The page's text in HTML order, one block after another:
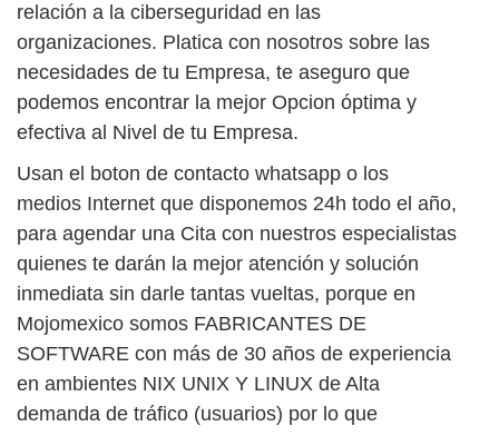
relación a la ciberseguridad en las
organizaciones. Platica con nosotros sobre las
necesidades de tu Empresa, te aseguro que
podemos encontrar la mejor Opcion óptima y
efectiva al Nivel de tu Empresa.
Usan el boton de contacto whatsapp o los
medios Internet que disponemos 24h todo el año,
para agendar una Cita con nuestros especialistas
quienes te darán la mejor atención y solución
inmediata sin darle tantas vueltas, porque en
Mojomexico somos FABRICANTES DE
SOFTWARE con más de 30 años de experiencia
en ambientes NIX UNIX Y LINUX de Alta
demanda de tráfico (usuarios) por lo que